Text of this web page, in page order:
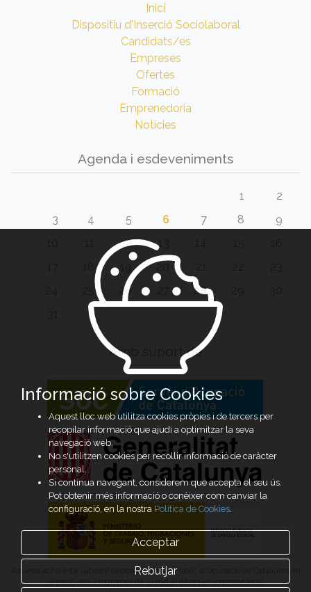
Inici
Dispositiu d'Inserció Sociolaboral
Candidats/es
Empreses
Ofertes
Formació
Emprenedoria
Notícies
Agenda i esdeveniments
1
2
3
4 5 6 7 8
9
12 13
20
26 28
Amb suport de
Aquesta acció està subvencionada pel Servei Públic d’Ocupació de Catalunya en
el marc dels Programes de suport al desenvolupament local
Informació sobre Cookies
Aquest lloc web utilitza cookies pròpies i de tercers per
recopilar informació que ajudi a optimitzar la seva
navegació web.
No s'utilitzen cookies per recollir informació de caràcter
personal.
Si continua navegant, considerem que accepta el seu ús.
Pot obtenir més informació o conèixer com canviar la
configuració, en la nostra Política de Cookies.
Acceptar
Rebutjar